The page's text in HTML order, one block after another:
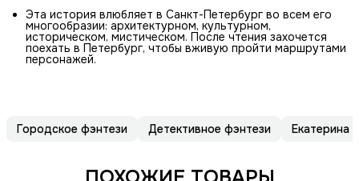
Эта история влюбляет в Санкт-Петербург во всем его
многообразии: архитектурном, культурном,
историческом, мистическом. После чтения захочется
поехать в Петербург, чтобы вживую пройти маршрутами
персонажей.
Городское фэнтези Детективное фэнтези Екатерина